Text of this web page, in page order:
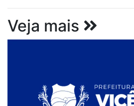
Veja mais